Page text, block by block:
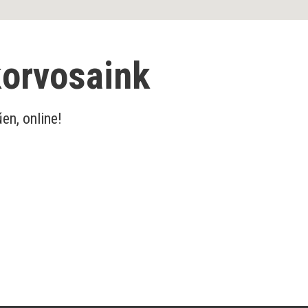
online!